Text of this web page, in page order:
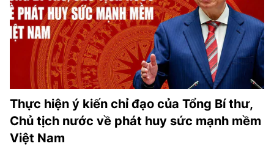
Thực hiện ý kiến chỉ đạo của Tổng Bí thư,
Chủ tịch nước về phát huy sức mạnh mềm
Việt Nam